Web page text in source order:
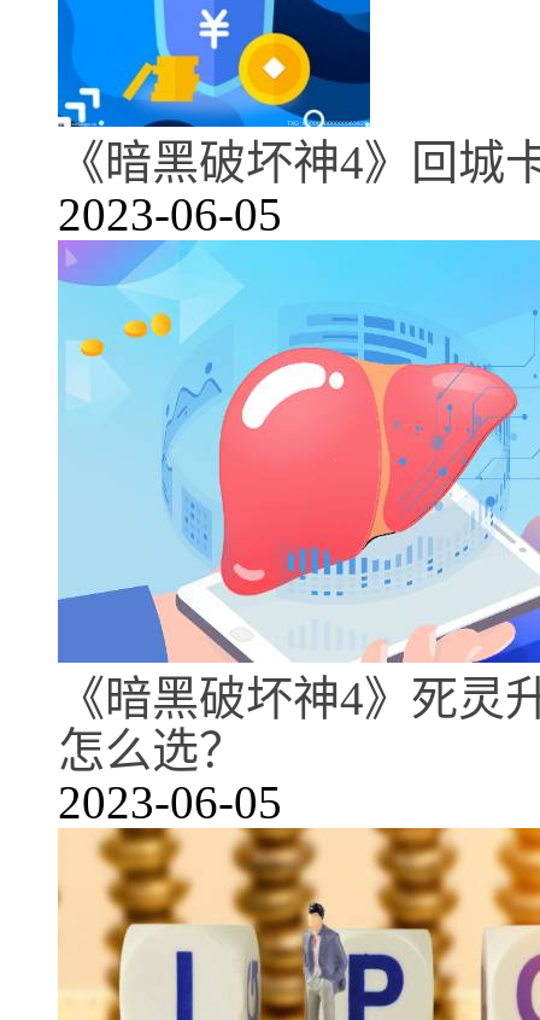
《暗黑破坏神4》回城
2023-06-05
《暗黑破坏神4》死灵
怎么选？
2023-06-05